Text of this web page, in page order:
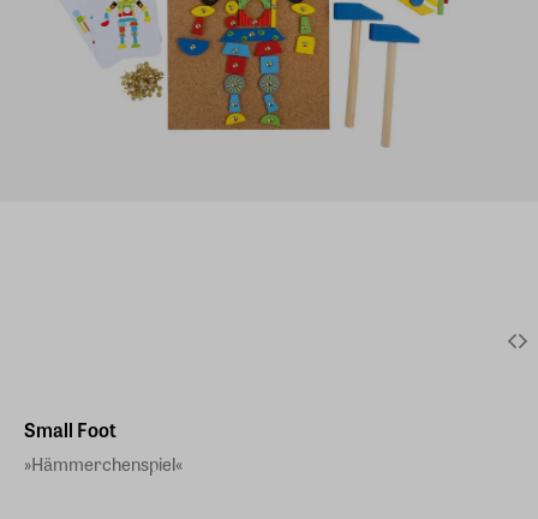
Small Foot
»Hämmerchenspiel«